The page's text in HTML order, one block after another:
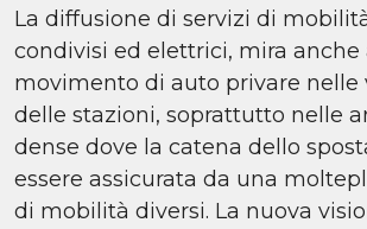
La diffusione di servizi di
condivisi ed elettrici, mira anche
movimento di auto privare nelle
delle stazioni, soprattutto nelle
dense dove la catena dello
essere assicurata da una
di mobilità diversi. La nuova